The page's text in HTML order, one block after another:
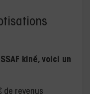
kiné, voici un
de revenus